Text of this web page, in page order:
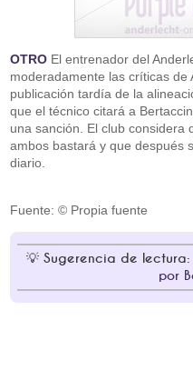
OTRO El entrenador del
moderadamente las críticas de
publicación tardía de la
que el técnico citará a
una sanción. El club considera
ambos bastará y que después
diario.
Fuente: © Propia fuente
Sugerencia de lectura:
por